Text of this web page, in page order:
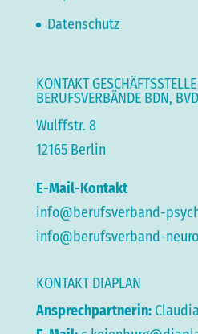
Datenschutz
KONTAKT
BERUFSVERBÄNDE BDN,
Wulffstr. 8
12165 Berlin
E-Mail-Kontakt
info@berufsverband-
info@berufsverband-
KONTAKT DIAPLAN
Ansprechpartnerin: